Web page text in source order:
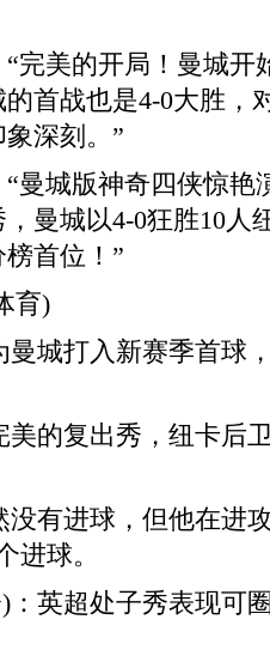
美的开局！曼城开
首战也是4-0大胜，
深刻。”
城版神奇四侠惊艳
曼城以4-0狂胜10人
首位！”
育)
城打入新赛季首球
的复出秀，纽卡后
有进球，但他在进
进球。
英超处子秀表现可